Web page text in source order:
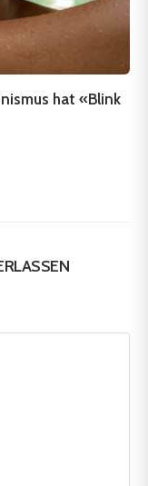
hat «Blink